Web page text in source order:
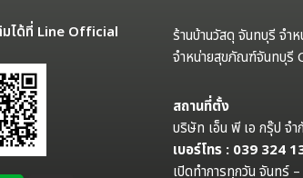
ได้ที่ Line Official
ร้านบ้านวัสดุ จันทบุรี จำ
จำหน่ายสุขภัณฑ์จันทบุ
สถานที่ตั้ง
บริษัท เอ็น พี เอ กรุ๊ป จ
เบอร์โทร : 039 324
เปิดทำการทุกวัน จันทร์ –